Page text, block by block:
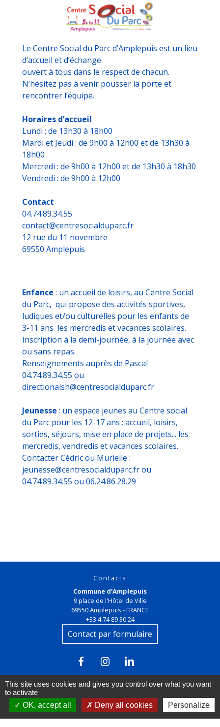
Le Centre Social du Parc d’Amplepuis est un lieu
d’accueil et d’échange
ouvert à tous dans le respect de chacun.
N’hésitez pas à venir pousser la porte et
rencontrer l’équipe.
Horaires d’accueil
Lundi : de 13h30 à 18h00
Mardi et Jeudi : de 9h00 à 12h00 et de 13h30 à
18h00
Mercredi : de 9h00 à 12h00 et de 13h30 à 18h30
Vendredi : de 9h00 à 12h00
Contact
04.74.89.34.55
contact@centresocialduparc.fr
12 rue du 11 novembre
69550 Amplepuis
Enfance : un accueil de loisirs, au Centre Social
du Parc, qui propose des activités sportives,
ludiques et/ou culturelles pour les enfants de
3-11 ans les mercredis et vacances scolaires.
Inscription à la demi-journée, à la journée avec
ou sans repas.
Renseignements auprès de Pascal
04.74.89.34.55 ou
directionalsh@centresocialduparc.fr
Jeunesse : un espace jeunes au Centre social
du Parc pour les 12-17 ans : accueil, loisirs,
sorties, séjours, mise en place de projets... les
mercredis, vendredis et vacances scolaires.
Contacter Cédric ou Murielle :
jeunesse@centresocialduparc.fr ou
04.74.89.34.55 ou 06.24.86.28.29
Contacts
Commune d'Amplepuis
9 place de l'Hôtel de Ville
69550 Amplepuis - FRANCE
+33 4 74 89 30 24
Contact par formulaire
This site uses cookies and gives you control over what you want
to activate
OK, accept all
Deny all cookies Personalize